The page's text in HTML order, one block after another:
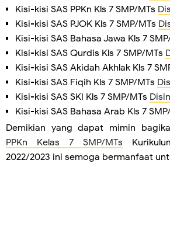
Kisi-kisi SAS PPKn Kls 7 SMP/MTs
Kisi-kisi SAS PJOK Kls 7 SMP/MTs
Kisi-kisi SAS Bahasa Jawa Kls 7
Kisi-kisi SAS Qurdis Kls 7 SMP/MTs
Kisi-kisi SAS Akidah Akhlak Kls 7
Kisi-kisi SAS Fiqih Kls 7 SMP/MTs
Kisi-kisi SAS SKI Kls 7 SMP/MTs
Kisi-kisi SAS Bahasa Arab Kls 7
Demikian yang dapat mimin
PPKn Kelas 7 SMP/MTs
2022/2023 ini semoga bermanfaat